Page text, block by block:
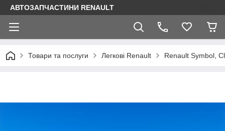
АВТОЗАПЧАСТИНИ RENAULT
Товари та послуги Легкові Renault Renault Symbol,